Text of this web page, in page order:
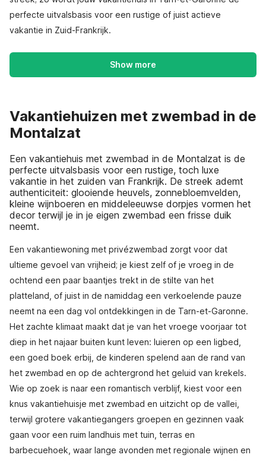
perfecte uitvalsbasis voor een rustige of juist actieve
vakantie in Zuid-Frankrijk.
Show more
Vakantiehuizen met zwembad in de
Montalzat
Een vakantiehuis met zwembad in de Montalzat is de
perfecte uitvalsbasis voor een rustige, toch luxe
vakantie in het zuiden van Frankrijk. De streek ademt
authenticiteit: glooiende heuvels, zonnebloemvelden,
kleine wijnboeren en middeleeuwse dorpjes vormen het
decor terwijl je in je eigen zwembad een frisse duik
neemt.
Een vakantiewoning met privézwembad zorgt voor dat
ultieme gevoel van vrijheid; je kiest zelf of je vroeg in de
ochtend een paar baantjes trekt in de stilte van het
platteland, of juist in de namiddag een verkoelende pauze
neemt na een dag vol ontdekkingen in de Tarn-et-Garonne.
Het zachte klimaat maakt dat je van het vroege voorjaar tot
diep in het najaar buiten kunt leven: luieren op een ligbed,
een goed boek erbij, de kinderen spelend aan de rand van
het zwembad en op de achtergrond het geluid van krekels.
Wie op zoek is naar een romantisch verblijf, kiest voor een
knus vakantiehuisje met zwembad en uitzicht op de vallei,
terwijl grotere vakantiegangers groepen en gezinnen vaak
gaan voor een ruim landhuis met tuin, terras en
barbecuehoek, waar lange avonden met regionale wijnen en